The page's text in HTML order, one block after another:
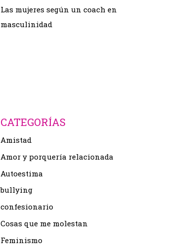
Las mujeres según un coach en
masculinidad
CATEGORÍAS
Amistad
Amor y porquería relacionada
Autoestima
bullying
confesionario
Cosas que me molestan
Feminismo